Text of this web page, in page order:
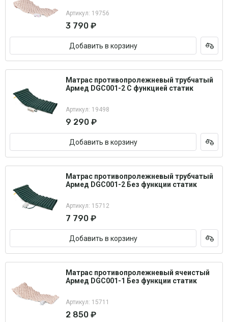
Артикул: 19756
3 790 ₽
Добавить в корзину
Матрас противопролежневый трубчатый
Армед DGC001-2 С функцией статик
Артикул: 19498
9 290 ₽
Добавить в корзину
Матрас противопролежневый трубчатый
Армед DGC001-2 Без функции статик
Артикул: 15712
7 790 ₽
Добавить в корзину
Матрас противопролежневый ячеистый
Армед DGC001-1 Без функции статик
Артикул: 15711
2 850 ₽